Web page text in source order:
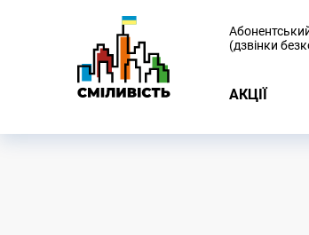
Абонентський
(дзвінки
АКЦІЇ